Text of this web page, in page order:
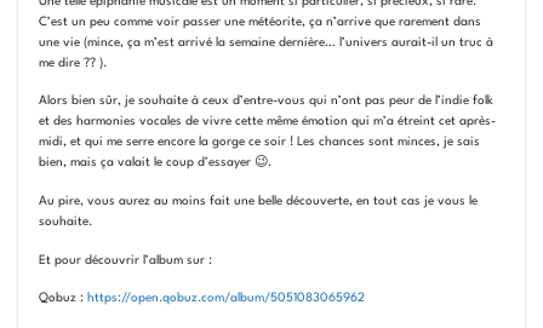
C’est un peu comme voir passer une météorite, ça n’arrive que rarement dans
une vie (mince, ça m’est arrivé la semaine dernière… l’univers aurait-il un truc à
me dire ?? ).
Alors bien sûr, je souhaite à ceux d’entre-vous qui n’ont pas peur de l’indie folk
et des harmonies vocales de vivre cette même émotion qui m’a étreint cet après-
midi, et qui me serre encore la gorge ce soir ! Les chances sont minces, je sais
bien, mais ça valait le coup d’essayer 😉.
Au pire, vous aurez au moins fait une belle découverte, en tout cas je vous le
souhaite.
Et pour découvrir l’album sur :
Qobuz : https://open.qobuz.com/album/5051083065962